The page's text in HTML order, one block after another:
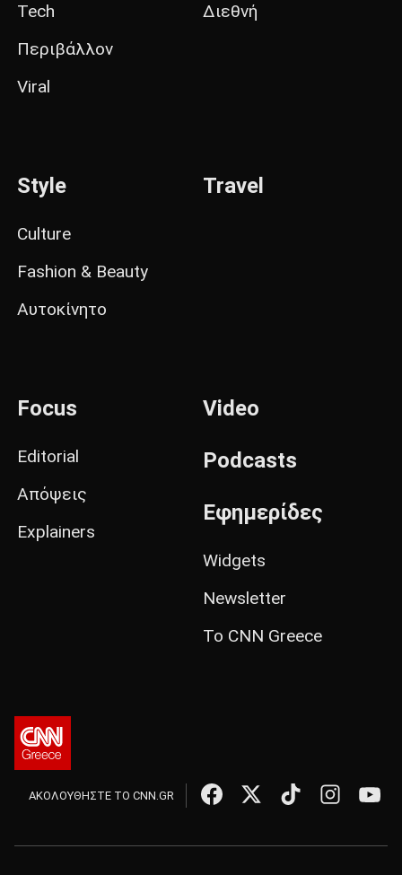
Tech
Περιβάλλον
Viral
Διεθνή
Style
Culture
Fashion & Beauty
Αυτοκίνητο
Travel
Focus
Editorial
Απόψεις
Explainers
Video
Podcasts
Εφημερίδες
Widgets
Newsletter
Το CNN Greece
ΑΚΟΛΟΥΘΗΣΤΕ ΤΟ CNN.GR